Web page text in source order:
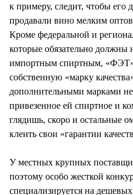
к примеру, следит, чтобы его
продавали вино мелким
Кроме федеральной и
которые обязательно должны
импортным спиртным, «ФЭТ»
собственную «марку
дополнительными марками
привезенное ей спиртное и
глядишь, скоро и остальные
клеить свои «гарантии
У местных крупных
поэтому особо жесткой
специализируется на